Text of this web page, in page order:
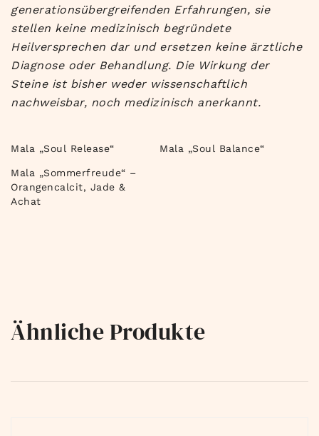
generationsübergreifenden Erfahrungen, sie
stellen keine medizinisch begründete
Heilversprechen dar und ersetzen keine ärztliche
Diagnose oder Behandlung. Die Wirkung der
Steine ist bisher weder wissenschaftlich
nachweisbar, noch medizinisch anerkannt.
Mala „Soul Release“ Mala „Soul Balance“
Mala „Sommerfreude“ –
Orangencalcit, Jade &
Achat
Ähnliche Produkte